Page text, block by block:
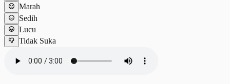
Marah
Sedih
Lucu
Tidak Suka